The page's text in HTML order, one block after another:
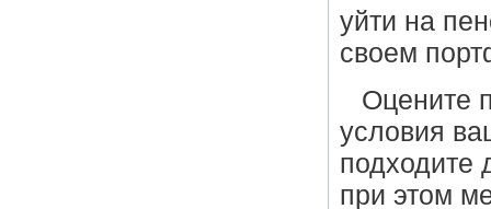
уйти на
своем
Оцените
условия
подходите
при этом